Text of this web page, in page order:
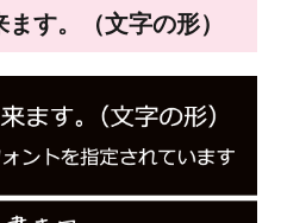
す。（文字の形）